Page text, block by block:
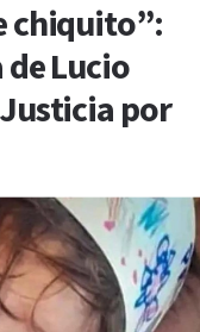
chiquito”:
Lucio
por